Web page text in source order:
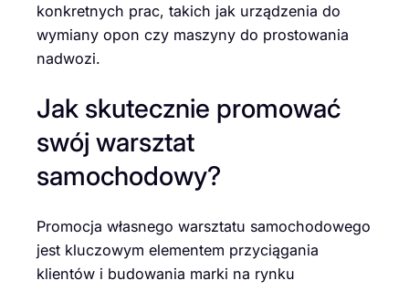
konkretnych prac, takich jak urządzenia do
wymiany opon czy maszyny do prostowania
nadwozi.
Jak skutecznie promować
swój warsztat
samochodowy?
Promocja własnego warsztatu samochodowego
jest kluczowym elementem przyciągania
klientów i budowania marki na rynku